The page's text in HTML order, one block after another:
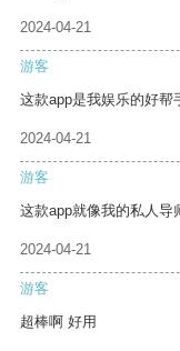
2024-04-21
游客
这款app是我娱乐的好帮
2024-04-21
游客
这款app就像我的私人导
2024-04-21
游客
超棒啊 好用